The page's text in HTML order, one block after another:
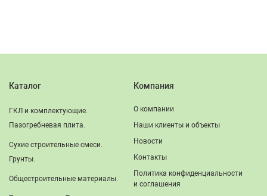
Каталог
ГКЛ и комплектующие.
Пазогребневая плита.
Сухие строительные смеси.
Грунты.
Общестроительные материалы.
Компания
О компании
Наши клиенты и объекты
Новости
Контакты
Политика конфиденциальности
и соглашения